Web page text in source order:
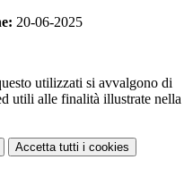
20-06-2025
utilizzati si avvalgono di
utili alle finalità illustrate nella
Accetta tutti i cookies